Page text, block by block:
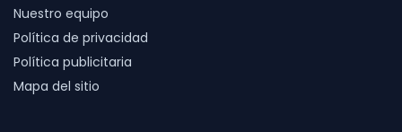
Nuestro equipo
Política de privacidad
Política publicitaria
Mapa del sitio